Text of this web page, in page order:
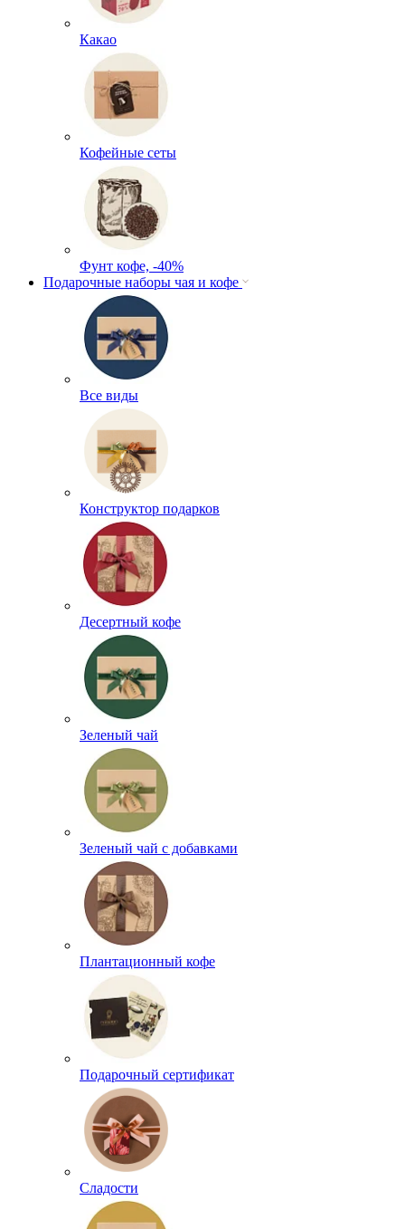
Какао
Кофейные сеты
Фунт кофе, -40%
Подарочные наборы чая и кофе
Все виды
Конструктор подарков
Десертный кофе
Зеленый чай
Зеленый чай с добавками
Плантационный кофе
Подарочный сертификат
Сладости